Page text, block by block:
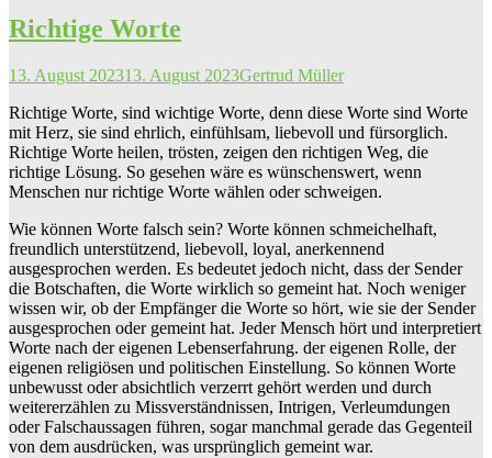
Richtige Worte
13. August 202313. August 2023Gertrud Müller
Richtige Worte, sind wichtige Worte, denn diese Worte sind Worte
mit Herz, sie sind ehrlich, einfühlsam, liebevoll und fürsorglich.
Richtige Worte heilen, trösten, zeigen den richtigen Weg, die
richtige Lösung. So gesehen wäre es wünschenswert, wenn
Menschen nur richtige Worte wählen oder schweigen.
Wie können Worte falsch sein? Worte können schmeichelhaft,
freundlich unterstützend, liebevoll, loyal, anerkennend
ausgesprochen werden. Es bedeutet jedoch nicht, dass der Sender
die Botschaften, die Worte wirklich so gemeint hat. Noch weniger
wissen wir, ob der Empfänger die Worte so hört, wie sie der Sender
ausgesprochen oder gemeint hat. Jeder Mensch hört und interpretiert
Worte nach der eigenen Lebenserfahrung. der eigenen Rolle, der
eigenen religiösen und politischen Einstellung. So können Worte
unbewusst oder absichtlich verzerrt gehört werden und durch
weitererzählen zu Missverständnissen, Intrigen, Verleumdungen
oder Falschaussagen führen, sogar manchmal gerade das Gegenteil
von dem ausdrücken, was ursprünglich gemeint war.